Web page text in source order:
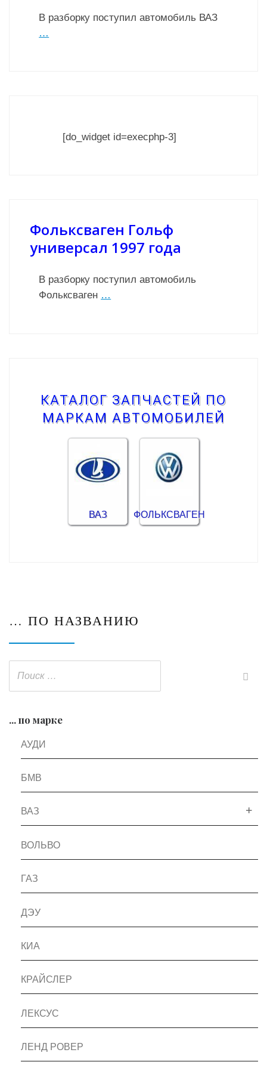
В разборку поступил автомобиль ВАЗ
…
[do_widget id=execphp-3]
Фольксваген Гольф
универсал 1997 года
В разборку поступил автомобиль
Фольксваген …
КАТАЛОГ ЗАПЧАСТЕЙ ПО
МАРКАМ АВТОМОБИЛЕЙ
ВАЗ ФОЛЬКСВАГЕН
… ПО НАЗВАНИЮ
... по марке
АУДИ
БМВ
ВАЗ
ВОЛЬВО
ГАЗ
ДЭУ
КИА
КРАЙСЛЕР
ЛЕКСУС
ЛЕНД РОВЕР